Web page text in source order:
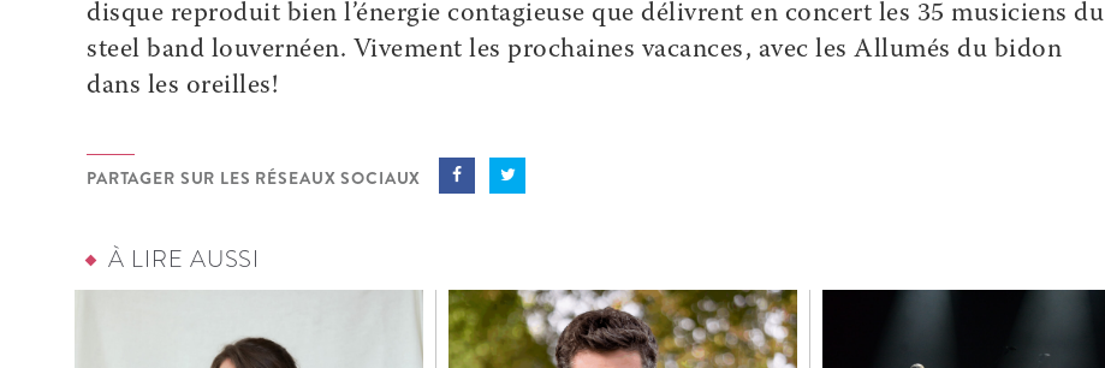
disque reproduit bien l’énergie contagieuse que délivrent en concert les 35 musiciens du
steel band louvernéen. Vivement les prochaines vacances, avec les Allumés du bidon
dans les oreilles!
PARTAGER SUR LES RÉSEAUX SOCIAUX
À LIRE AUSSI